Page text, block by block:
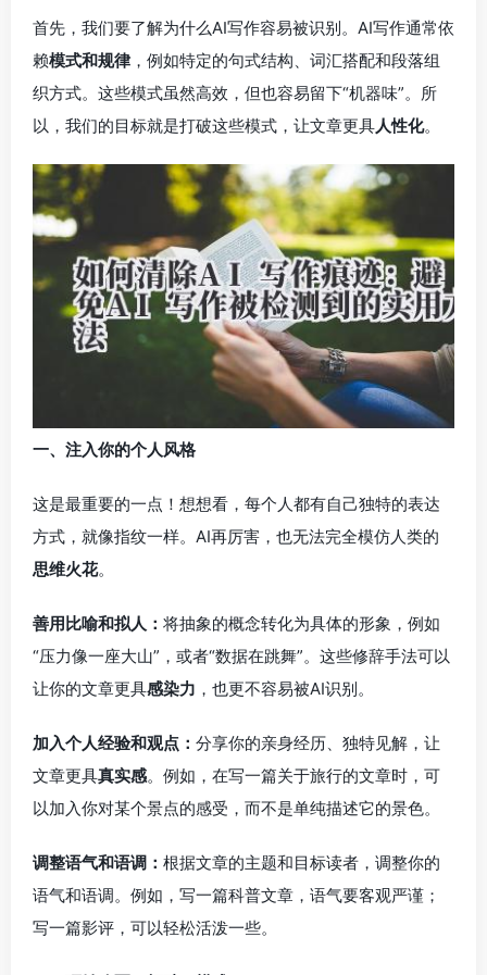
首先，我们要了解为什么AI写作容易被识别。AI写作通常依
赖模式和规律 ，例如特定的句式结构、词汇搭配和段落组
织方式。这些模式虽然高效，但也容易留下“机器味”。所
以，我们的目标就是打破这些模式，让文章更具人性化。
一、注入你的个人风格
这是最重要的一点！想想看，每个人都有自己独特的表达
方式，就像指纹一样。AI再厉害，也无法完全模仿人类的
思维火花。
善用比喻和拟人： 将抽象的概念转化为具体的形象，例如
“压力像一座大山”，或者“数据在跳舞”。这些修辞手法可以
让你的文章更具感染力 ，也更不容易被AI识别。
加入个人经验和观点： 分享你的亲身经历、独特见解，让
文章更具真实感。例如，在写一篇关于旅行的文章时，可
以加入你对某个景点的感受，而不是单纯描述它的景色。
调整语气和语调： 根据文章的主题和目标读者，调整你的
语气和语调。例如，写一篇科普文章，语气要客观严谨；
写一篇影评，可以轻松活泼一些。